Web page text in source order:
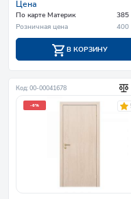
Цена
По карте Материк
385
Розничная цена
400
В КОРЗИНУ
Код: 00-00041678
-6%